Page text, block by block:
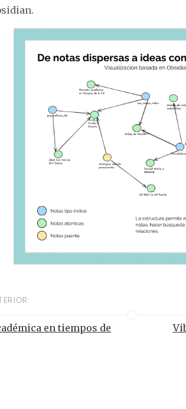
en tiempos de